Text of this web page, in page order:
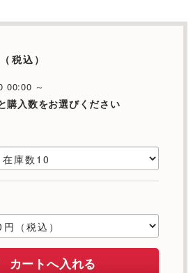
（税込）
00:00 ～
購入数をお選びください
カートへ入れる